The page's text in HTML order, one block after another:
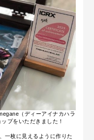
（ディーアイナカハラ
プをいただきました！
一枚に見えるように作りた